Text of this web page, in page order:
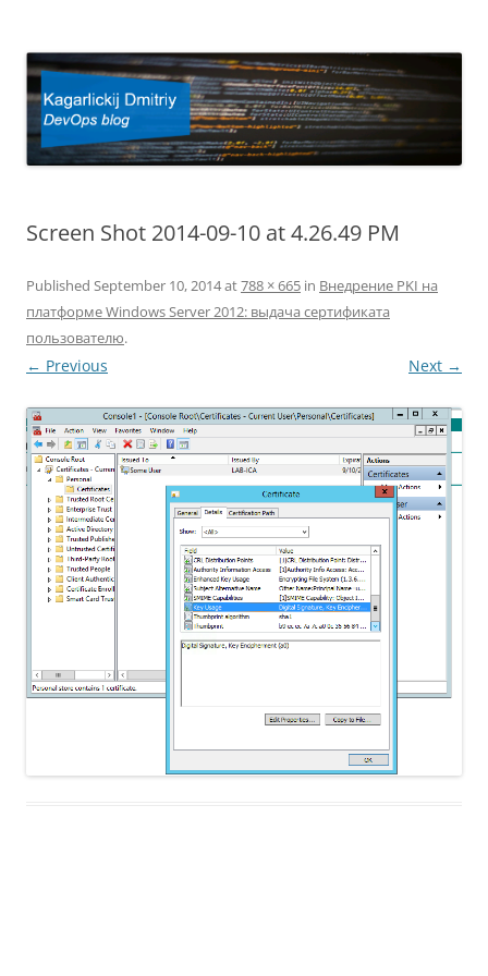
Screen Shot 2014-09-10 at 4.26.49 PM
Published September 10, 2014at788 × 665 in Внедрение PKI на
платформе Windows Server 2012: выдача сертификата
пользователю.
← Previous Next →